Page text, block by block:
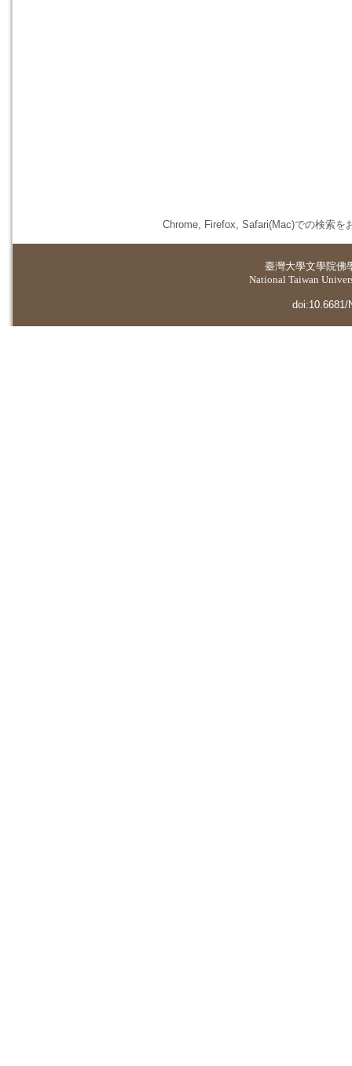
Chrome, Firefox, Safari(Mac)での検索を
臺灣大學文學院佛
National Taiwan
doi:10.6681/